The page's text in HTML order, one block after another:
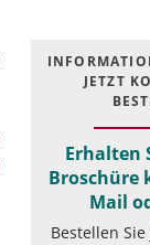
JETZT
Erhalten
Broschüre
Mail
Bestellen